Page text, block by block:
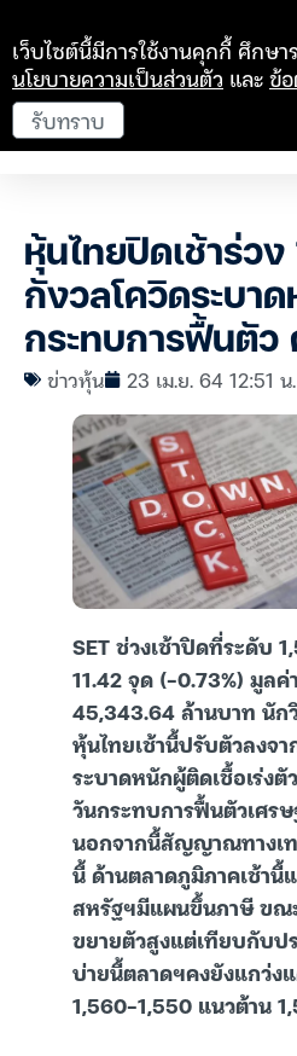
หุ้นไทยปิดเช้าร่วง
กังวลโควิดระบา
กระทบการฟื้นตัว
ข่าวหุ้น 23 เม.ย. 64 12:51 น.
SET ช่วงเช้าปิดที่ระดับ
11.42 จุด (-0.73%) มูลค่
45,343.64 ล้านบาท นัก
หุ้นไทยเช้านี้ปรับตัวลงจา
ระบาดหนักผู้ติดเชื้อเร่ง
วันกระทบการฟื้นตัวเศร
นอกจากนี้สัญญาณทางเ
นี้ ด้านตลาดภูมิภาคเช้า
สหรัฐฯมีแผนขึ้นภาษี ขณ
ขยายตัวสูงแต่เทียบกับป
บ่ายนี้ตลาดฯคงยังแกว่ง
1,560-1,550 แนวต้าน
เว็บไซต์นี้มีการใช้งานคุกกี้ ศึกษา
นโยบายความเป็นส่วนตัว และข้
รับทราบ